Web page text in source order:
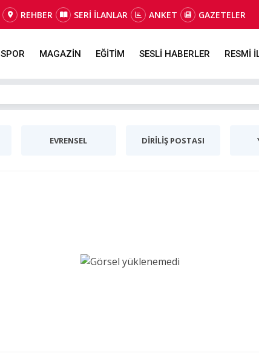
REHBER SERİ İLANLAR ANKET GAZETELER
SPOR MAGAZİN EĞİTİM SESLİ HABERLER RESMİ
EVRENSEL DİRİLİŞ POSTASI